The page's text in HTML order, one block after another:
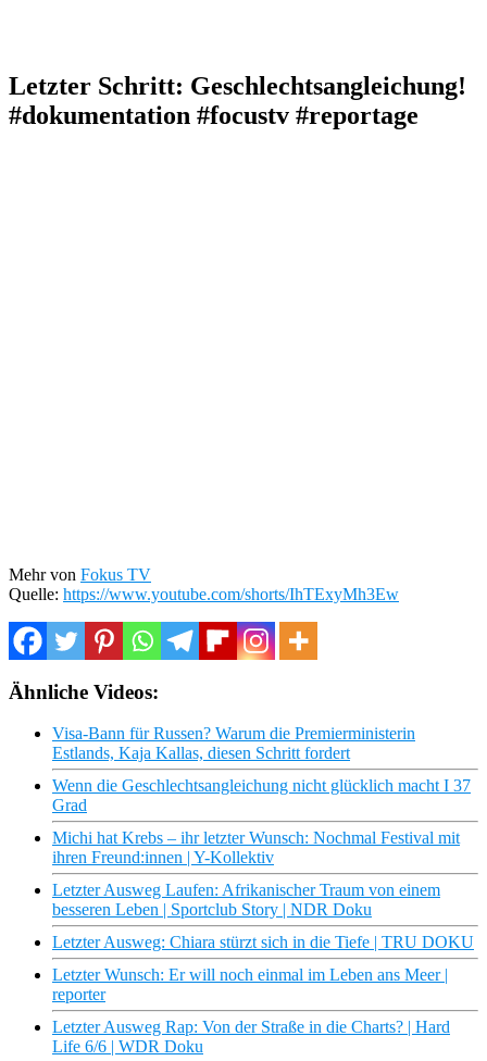
Letzter Schritt: Geschlechtsangleichung!
#dokumentation #focustv #reportage
Mehr von Fokus TV
Quelle: https://www.youtube.com/shorts/IhTExyMh3Ew
Ähnliche Videos:
Visa-Bann für Russen? Warum die Premierministerin
Estlands, Kaja Kallas, diesen Schritt fordert
Wenn die Geschlechtsangleichung nicht glücklich macht I 37
Grad
Michi hat Krebs – ihr letzter Wunsch: Nochmal Festival mit
ihren Freund:innen | Y-Kollektiv
Letzter Ausweg Laufen: Afrikanischer Traum von einem
besseren Leben | Sportclub Story | NDR Doku
Letzter Ausweg: Chiara stürzt sich in die Tiefe | TRU DOKU
Letzter Wunsch: Er will noch einmal im Leben ans Meer |
reporter
Letzter Ausweg Rap: Von der Straße in die Charts? | Hard
Life 6/6 | WDR Doku